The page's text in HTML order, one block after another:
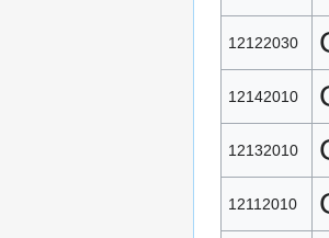
12122030
12142010
12132010
12112010